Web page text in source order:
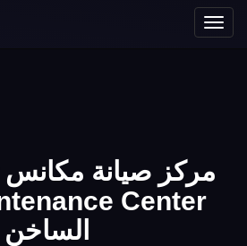
Toggle
الساخن